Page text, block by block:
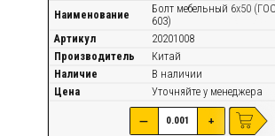
Наименование
Болт мебельный 6х50
603)
Артикул
20201008
Производитель
Китай
Наличие
В наличии
Цена
Уточняйте у менеджера
— +